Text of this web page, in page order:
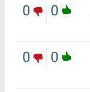
0
0
0
0